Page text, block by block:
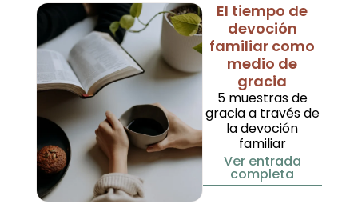
El tiempo de
devoción
familiar como
medio de
gracia
5 muestras de
gracia a través de
la devoción
familiar
Ver entrada
completa